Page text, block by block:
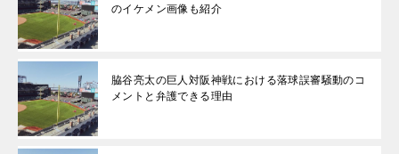
のイケメン画像も紹介
脇谷亮太の巨人対阪神戦における落球誤審騒動のコ
メントと弁護できる理由